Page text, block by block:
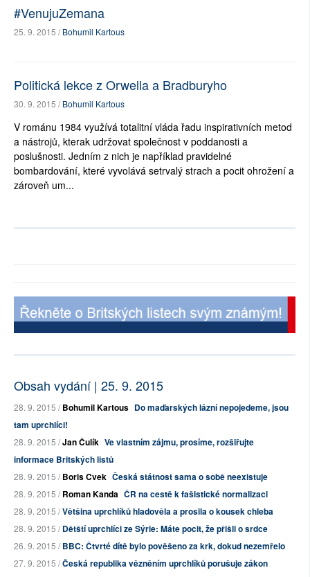
#VenujuZemana
25. 9. 2015 /Bohumil Kartous
Politická lekce z Orwella a Bradburyho
30. 9. 2015 /Bohumil Kartous
V románu 1984 využívá totalitní vláda řadu inspirativních metod
a nástrojů, kterak udržovat společnost v poddanosti a
poslušnosti. Jedním z nich je například pravidelné
bombardování, které vyvolává setrvalý strach a pocit ohrožení a
zároveň um...
Obsah vydání | 25. 9. 2015
28. 9. 2015 /Bohumil Kartous Do maďarských lázní nepojedeme, jsou
tam uprchlíci!
28. 9. 2015 /Jan Čulík Ve vlastním zájmu, prosíme, rozšiřujte
informace Britských listů
28. 9. 2015 /Boris Cvek Česká státnost sama o sobě neexistuje
28. 9. 2015 /Roman Kanda ČR na cestě k fašistické normalizaci
28. 9. 2015 /Většina uprchlíků hladověla a prosila o kousek chleba
28. 9. 2015 /Dětští uprchlíci ze Sýrie: Máte pocit, že přišli o srdce
26. 9. 2015 /BBC: Čtvrté dítě bylo pověšeno za krk, dokud nezemřelo
27. 9. 2015 /Česká republika vězněním uprchlíků porušuje zákon